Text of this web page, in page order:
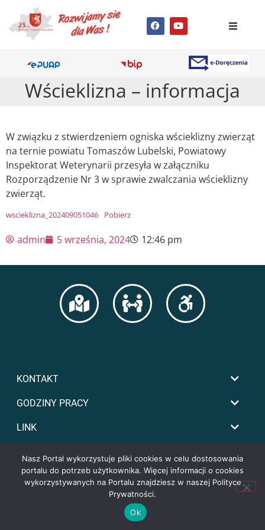
Wścieklizna – informacja
W związku z stwierdzeniem ogniska wścieklizny zwierząt
na ternie powiatu Tomaszów Lubelski, Powiatowy
Inspektorat Weterynarii przesyła w załączniku
Rozporządzenie Nr 3 w sprawie zwalczania wścieklizny
zwierząt.
wscieklizna_202409051046 Pobierz
admin 5 września, 2024 12:46 pm
nowy z salonu, jak i używany -
KONTAKT
GODZINY PRACY
LINK
Copyright by powiat-tomaszowski.com.pl
Nasz Portal wykorzystuje pliki cookies w celu dostosowania
portalu do potrzeb użytkownika. Więcej informacji o cookies
wykorzystywanych na Portalu znajdziesz w naszej Polityce
Prywatności.
Ok